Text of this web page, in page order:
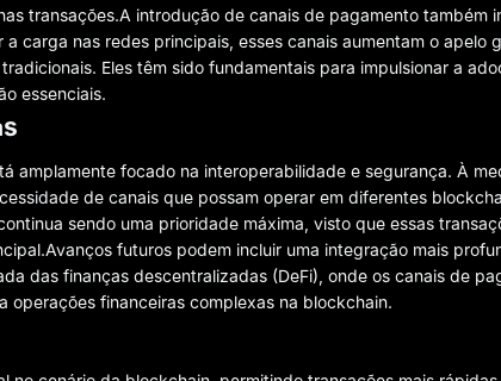
transações.A introdução de canais de pagamento também
carga nas redes principais, esses canais aumentam o apelo
Eles têm sido fundamentais para impulsionar a
essenciais.
amplamente focado na interoperabilidade e segurança. À
de canais que possam operar em diferentes
sendo uma prioridade máxima, visto que essas
futuros podem incluir uma integração mais
das finanças descentralizadas (DeFi), onde os canais de
operações financeiras complexas na blockchain.